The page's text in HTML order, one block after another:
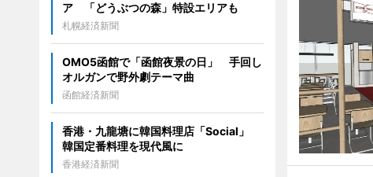
ア 「どうぶつの森」特設エリアも
札幌経済新聞
OMO5函館で「函館夜景の日」 手回し
オルガンで野外劇テーマ曲
函館経済新聞
香港・九龍塘に韓国料理店「Social」
韓国定番料理を現代風に
香港経済新聞